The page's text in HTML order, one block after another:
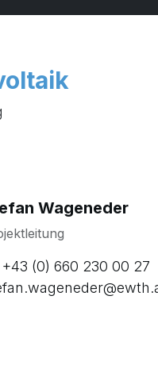
Wageneder
(0) 660 230 00 27